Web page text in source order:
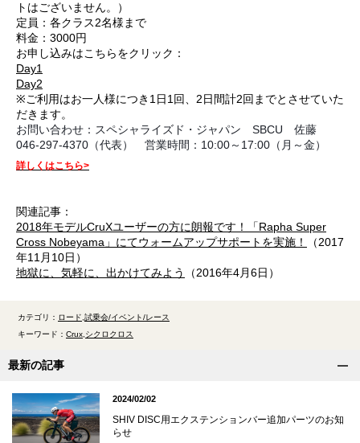
トはございません。）
定員：各クラス2名様まで
料金：3000円
お申し込みはこちらをクリック：
Day1
Day2
※ご利用はお一人様につき1日1回、2日間計2回までとさせていた
だきます。
お問い合わせ：スペシャライズド・ジャパン SBCU 佐藤
046-297-4370（代表） 営業時間：10:00～17:00（月～金）
詳しくはこちら>
関連記事：
2018年モデルCruXユーザーの方に朗報です！「Rapha Super
Cross Nobeyama」にてウォームアップサポートを実施！
（2017
年11月10日）
地獄に、気軽に、出かけてみよう
（2016年4月6日）
カテゴリ： ロード 試乗会/イベント/レース
キーワード： Crux シクロクロス
最新の記事
2024/02/02
SHIV DISC用エクステンションバー追加パーツのお知
らせ